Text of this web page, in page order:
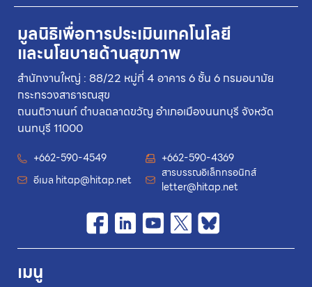
มูลนิธิเพื่อการประเมินเทคโนโลยี
และนโยบายด้านสุขภาพ
สำนักงานใหญ่ : 88/22 หมู่ที่ 4 อาคาร 6 ชั้น 6 กรมอนามัย
กระทรวงสาธารณสุข
ถนนติวานนท์ ตำบลตลาดขวัญ อำเภอเมืองนนทบุรี จังหวัด
นนทบุรี 11000
+662-590-4549
+662-590-4369
อีเมล hitap@hitap.net
สารบรรณอิเล็กทรอนิกส์
letter@hitap.net
เมนู